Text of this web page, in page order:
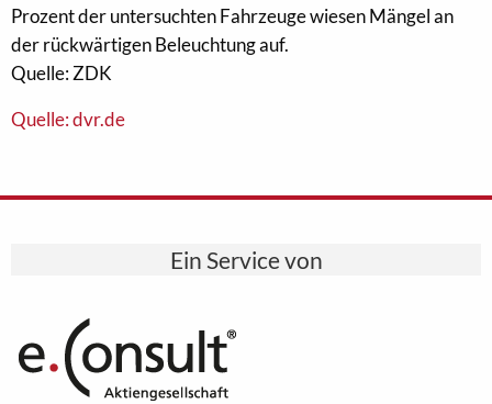
Prozent der untersuchten Fahrzeuge wiesen Mängel an
der rückwärtigen Beleuchtung auf.
Quelle: ZDK
Quelle: dvr.de
Ein Service von